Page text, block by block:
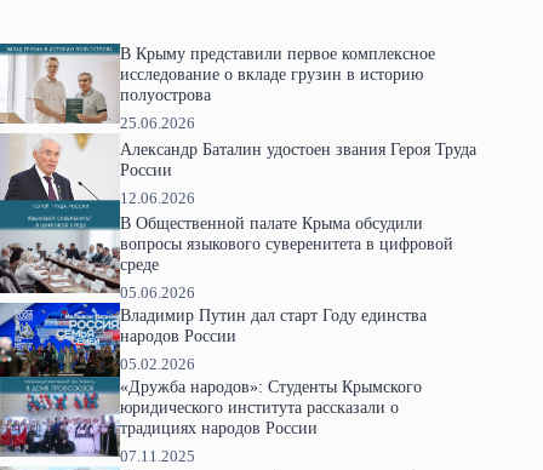
В Крыму представили первое комплексное
исследование о вкладе грузин в историю
полуострова
25.06.2026
Александр Баталин удостоен звания Героя Труда
России
12.06.2026
В Общественной палате Крыма обсудили
вопросы языкового суверенитета в цифровой
среде
05.06.2026
Владимир Путин дал старт Году единства
народов России
05.02.2026
«Дружба народов»: Студенты Крымского
юридического института рассказали о
традициях народов России
07.11.2025